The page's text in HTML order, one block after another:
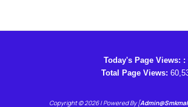
Today's Page Views: :
Total Page Views:
Copyright © 2026 | Powered By [